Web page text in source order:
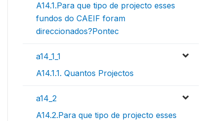
A14.1.Para que tipo de projecto esses
fundos do CAEIF foram
direccionados?Pontec
a14_1_1
A14.1.1. Quantos Projectos
a14_2
A14.2.Para que tipo de projecto esses